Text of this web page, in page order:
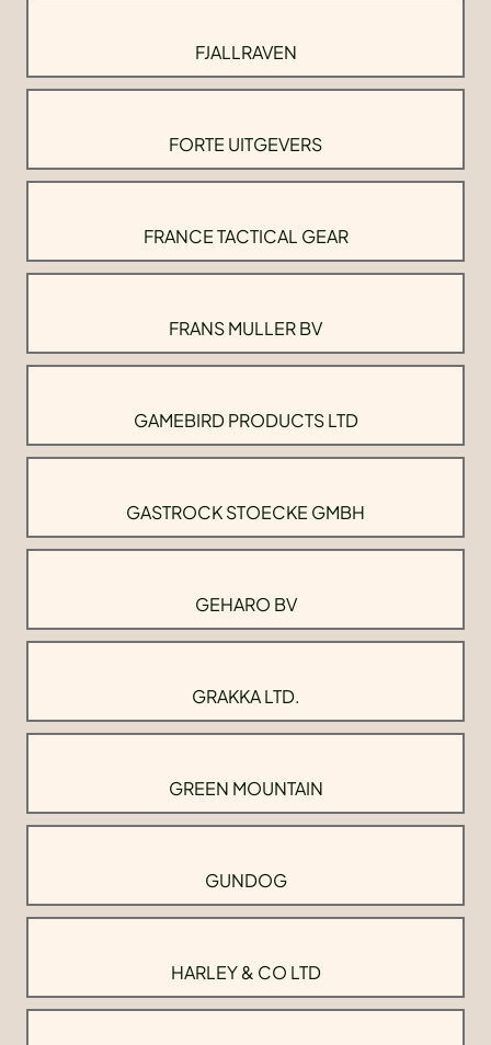
FJALLRAVEN
FORTE UITGEVERS
FRANCE TACTICAL GEAR
FRANS MULLER BV
GAMEBIRD PRODUCTS LTD
GASTROCK STOECKE GMBH
GEHARO BV
GRAKKA LTD.
GREEN MOUNTAIN
GUNDOG
HARLEY & CO LTD